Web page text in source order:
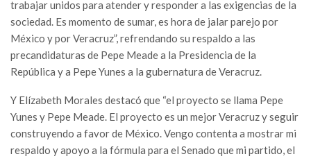
trabajar unidos para atender y responder a las exigencias de la
sociedad. Es momento de sumar, es hora de jalar parejo por
México y por Veracruz”, refrendando su respaldo a las
precandidaturas de Pepe Meade a la Presidencia de la
República y a Pepe Yunes a la gubernatura de Veracruz.
Y Elízabeth Morales destacó que “el proyecto se llama Pepe
Yunes y Pepe Meade. El proyecto es un mejor Veracruz y seguir
construyendo a favor de México. Vengo contenta a mostrar mi
respaldo y apoyo a la fórmula para el Senado que mi partido, el